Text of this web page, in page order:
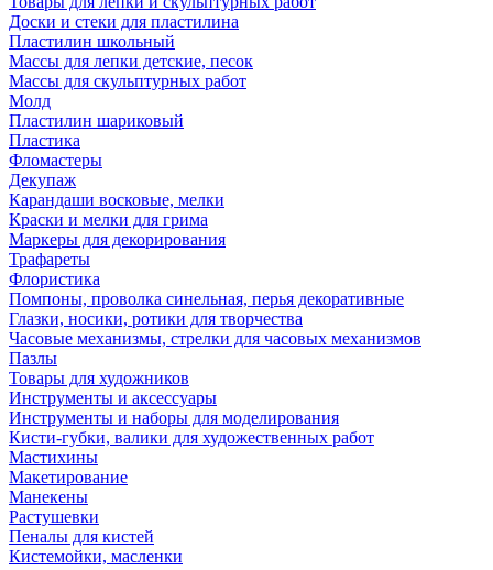
Доски и стеки для пластилина
Пластилин школьный
Массы для лепки детские, песок
Массы для скульптурных работ
Молд
Пластилин шариковый
Пластика
Фломастеры
Декупаж
Карандаши восковые, мелки
Краски и мелки для грима
Маркеры для декорирования
Трафареты
Флористика
Помпоны, проволка синельная, перья декоративные
Глазки, носики, ротики для творчества
Часовые механизмы, стрелки для часовых механизмов
Пазлы
Товары для художников
Инструменты и аксессуары
Инструменты и наборы для моделирования
Кисти-губки, валики для художественных работ
Мастихины
Макетирование
Манекены
Растушевки
Пеналы для кистей
Кистемойки, масленки